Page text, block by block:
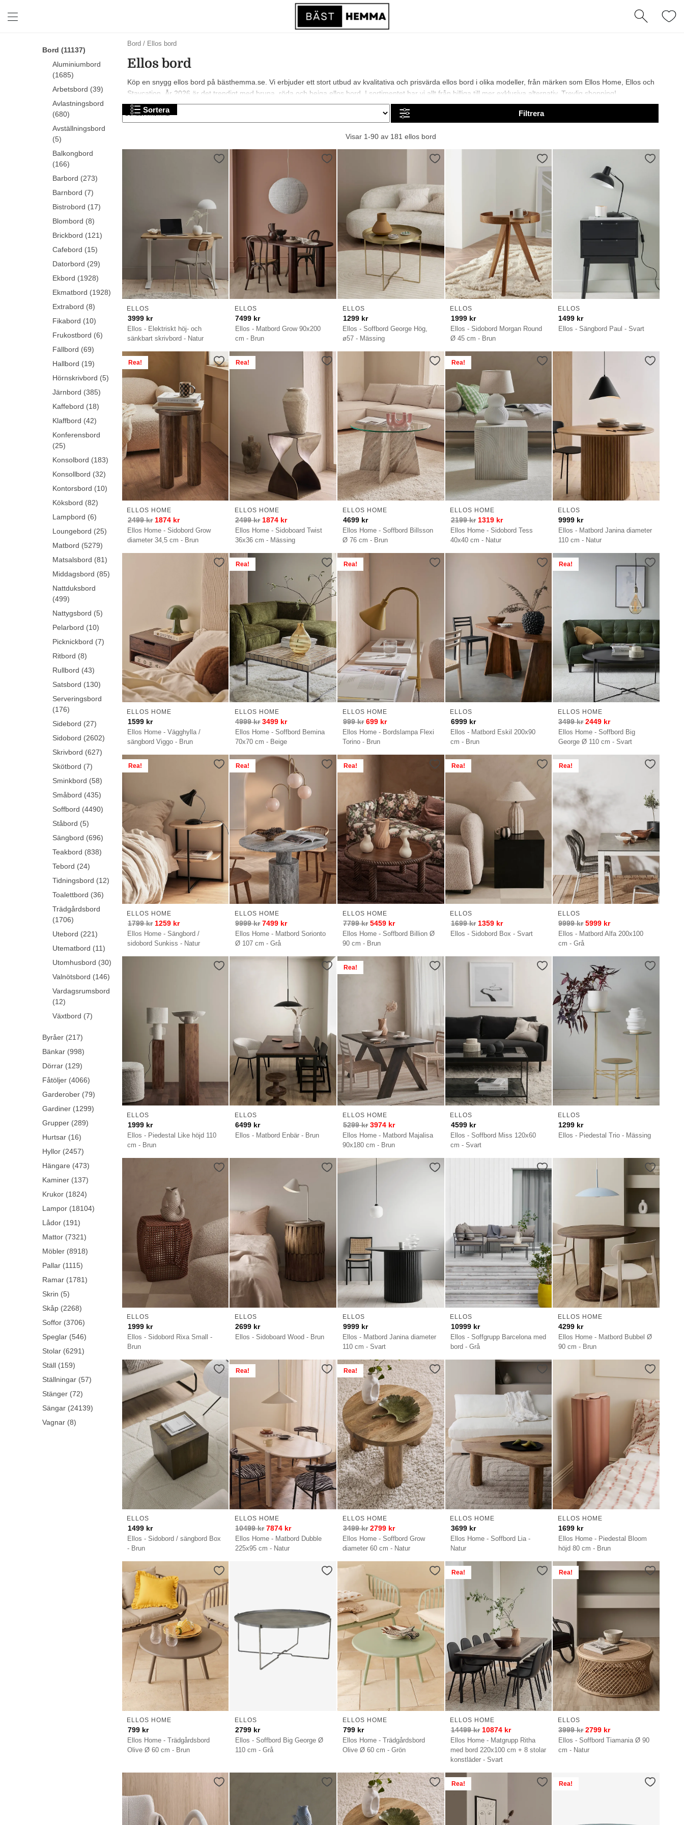
Bord / Ellos bord
Ellos bord
Köp en snygg ellos bord på bästhemma.se. Vi erbjuder ett stort utbud av kvalitativa och prisvärda ellos bord i olika modeller, från märken som Ellos Home, Ellos och
Staycation. År 2026 är det trendigt med bruna, röda och beiga ellos bord. I sortimentet har vi allt från billiga till mer exklusiva alternativ. Trevlig shopping!
Sortera Filtrera
Visar 1-90 av 181 ellos bord
Ellos - Elektriskt höj- och
sänkbart skrivbord - Natur
ELLOS
3999 kr
Ellos - Matbord Grow 90x200
cm - Brun
ELLOS
7499 kr
Ellos - Soffbord George Hög,
ø57 - Mässing
ELLOS
1299 kr
Ellos - Sidobord Morgan Round
Ø 45 cm - Brun
ELLOS
1999 kr
Ellos - Sängbord Paul - Svart
ELLOS
1499 kr
Rea!
Ellos Home - Sidobord Grow
diameter 34,5 cm - Brun
ELLOS HOME
2499kr 1874 kr
Rea!
Ellos Home - Sidoboard Twist
36x36 cm - Mässing
ELLOS HOME
2499kr 1874 kr
Ellos Home - Soffbord Billsson
Ø 76 cm - Brun
ELLOS HOME
4699 kr
Rea!
Ellos Home - Sidobord Tess
40x40 cm - Natur
ELLOS HOME
2199kr 1319 kr
Ellos - Matbord Janina diameter
110 cm - Natur
ELLOS
9999 kr
Ellos Home - Vägghylla /
sängbord Viggo - Brun
ELLOS HOME
1599 kr
Rea!
Ellos Home - Soffbord Bemina
70x70 cm - Beige
ELLOS HOME
4999kr 3499 kr
Rea!
Ellos Home - Bordslampa Flexi
Torino - Brun
ELLOS HOME
999kr 699 kr
Ellos - Matbord Eskil 200x90
cm - Brun
ELLOS
6999 kr
Rea!
Ellos Home - Soffbord Big
George Ø 110 cm - Svart
ELLOS HOME
3499kr 2449 kr
Rea!
Ellos Home - Sängbord /
sidobord Sunkiss - Natur
ELLOS HOME
1799kr 1259 kr
Rea!
Ellos Home - Matbord Sorionto
Ø 107 cm - Grå
ELLOS HOME
9999kr 7499 kr
Rea!
Ellos Home - Soffbord Billion Ø
90 cm - Brun
ELLOS HOME
7799kr 5459 kr
Rea!
Ellos - Sidobord Box - Svart
ELLOS
1699kr 1359 kr
Rea!
Ellos - Matbord Alfa 200x100
cm - Grå
ELLOS
9999kr 5999 kr
Ellos - Piedestal Like höjd 110
cm - Brun
ELLOS
1999 kr
Ellos - Matbord Enbär - Brun
ELLOS
6499 kr
Rea!
Ellos Home - Matbord Majalisa
90x180 cm - Brun
ELLOS HOME
5299kr 3974 kr
Ellos - Soffbord Miss 120x60
cm - Svart
ELLOS
4599 kr
Ellos - Piedestal Trio - Mässing
ELLOS
1299 kr
Ellos - Sidobord Rixa Small -
Brun
ELLOS
1999 kr
Ellos - Sidoboard Wood - Brun
ELLOS
2699 kr
Ellos - Matbord Janina diameter
110 cm - Svart
ELLOS
9999 kr
Ellos - Soffgrupp Barcelona med
bord - Grå
ELLOS
10999 kr
Ellos Home - Matbord Bubbel Ø
90 cm - Brun
ELLOS HOME
4299 kr
Ellos - Sidobord / sängbord Box
- Brun
ELLOS
1499 kr
Rea!
Ellos Home - Matbord Dubble
225x95 cm - Natur
ELLOS HOME
10499kr 7874 kr
Rea!
Ellos Home - Soffbord Grow
diameter 60 cm - Natur
ELLOS HOME
3499kr 2799 kr
Ellos Home - Soffbord Lia -
Natur
ELLOS HOME
3699 kr
Ellos Home - Piedestal Bloom
höjd 80 cm - Brun
ELLOS HOME
1699 kr
Ellos Home - Trädgårdsbord
Olive Ø 60 cm - Brun
ELLOS HOME
799 kr
Ellos - Soffbord Big George Ø
110 cm - Grå
ELLOS
2799 kr
Ellos Home - Trädgårdsbord
Olive Ø 60 cm - Grön
ELLOS HOME
799 kr
Rea!
Ellos Home - Matgrupp Ritha
med bord 220x100 cm + 8 stolar
konstläder - Svart
ELLOS HOME
14499kr 10874 kr
Rea!
Ellos - Soffbord Tiamania Ø 90
cm - Natur
ELLOS
3999kr 2799 kr
Rea! Rea!
Bord (11137)
Aluminiumbord
(1685)
Arbetsbord (39)
Avlastningsbord
(680)
Avställningsbord
(5)
Balkongbord
(166)
Barbord (273)
Barnbord (7)
Bistrobord (17)
Blombord (8)
Brickbord (121)
Cafebord (15)
Datorbord (29)
Ekbord (1928)
Ekmatbord (1928)
Extrabord (8)
Fikabord (10)
Frukostbord (6)
Fällbord (69)
Hallbord (19)
Hörnskrivbord (5)
Järnbord (385)
Kaffebord (18)
Klaffbord (42)
Konferensbord
(25)
Konsolbord (183)
Konsollbord (32)
Kontorsbord (10)
Köksbord (82)
Lampbord (6)
Loungebord (25)
Matbord (5279)
Matsalsbord (81)
Middagsbord (85)
Nattduksbord
(499)
Nattygsbord (5)
Pelarbord (10)
Picknickbord (7)
Ritbord (8)
Rullbord (43)
Satsbord (130)
Serveringsbord
(176)
Sidebord (27)
Sidobord (2602)
Skrivbord (627)
Skötbord (7)
Sminkbord (58)
Småbord (435)
Soffbord (4490)
Ståbord (5)
Sängbord (696)
Teakbord (838)
Tebord (24)
Tidningsbord (12)
Toalettbord (36)
Trädgårdsbord
(1706)
Utebord (221)
Utematbord (11)
Utomhusbord (30)
Valnötsbord (146)
Vardagsrumsbord
(12)
Växtbord (7)
Byråer (217)
Bänkar (998)
Dörrar (129)
Fåtöljer (4066)
Garderober (79)
Gardiner (1299)
Grupper (289)
Hurtsar (16)
Hyllor (2457)
Hängare (473)
Kaminer (137)
Krukor (1824)
Lampor (18104)
Lådor (191)
Mattor (7321)
Möbler (8918)
Pallar (1115)
Ramar (1781)
Skrin (5)
Skåp (2268)
Soffor (3706)
Speglar (546)
Stolar (6291)
Ställ (159)
Ställningar (57)
Stänger (72)
Sängar (24139)
Vagnar (8)